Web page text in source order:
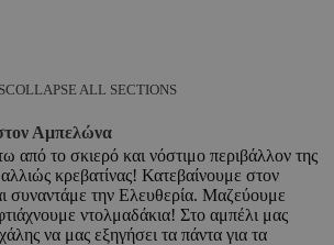
COLLAPSE ALL SECTIONS
Αμπελώνα
από το σκιερό και νόστιμο περιβάλλον της
κρεβατίνας! Κατεβαίνουμε στον
συναντάμε την Ελευθερία. Μαζεύουμε
ντολμαδάκια! Στο αμπέλι μας
να μας εξηγήσει τα πάντα για τα